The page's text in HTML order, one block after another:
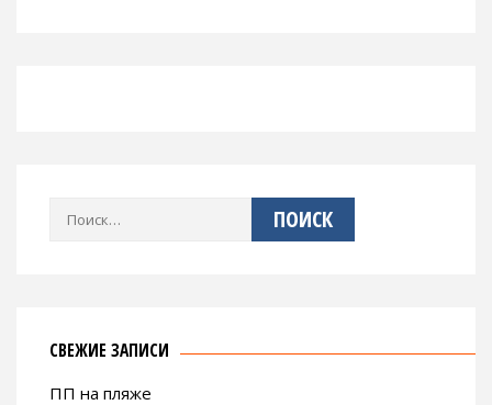
Найти:
СВЕЖИЕ ЗАПИСИ
ПП на пляже